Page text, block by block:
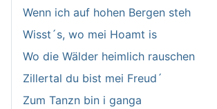
Wenn ich auf hohen Bergen steh
Wisst´s, wo mei Hoamt is
Wo die Wälder heimlich rauschen
Zillertal du bist mei Freud´
Zum Tanzn bin i ganga